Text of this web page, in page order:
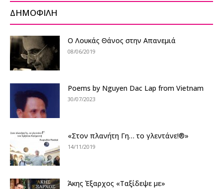
ΔΗΜΟΦΙΛΗ
Ο Λουκάς Θάνος στην Απανεμιά
08/06/2019
Poems by Nguyen Dac Lap from Vietnam
30/07/2023
«Στον πλανήτη Γη… το γλεντάνε!®»
14/11/2019
Άκης Έξαρχος «Ταξίδεψε με»